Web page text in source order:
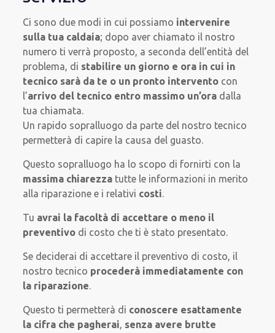
Ci sono due modi in cui possiamo intervenire
sulla tua caldaia; dopo aver chiamato il nostro
numero ti verrà proposto, a seconda dell’entità del
problema, di stabilire un giorno e ora in cui in
tecnico sarà da te o un pronto intervento con
l’arrivo del tecnico entro massimo un’ora dalla
tua chiamata.
Un rapido sopralluogo da parte del nostro tecnico
permetterà di capire la causa del guasto.
Questo sopralluogo ha lo scopo di fornirti con la
massima chiarezza tutte le informazioni in merito
alla riparazione e i relativi costi.
Tu avrai la facoltà di accettare o meno il
preventivo di costo che ti è stato presentato.
Se deciderai di accettare il preventivo di costo, il
nostro tecnico procederà immediatamente con
la riparazione.
Questo ti permetterà di conoscere esattamente
la cifra che pagherai, senza avere brutte